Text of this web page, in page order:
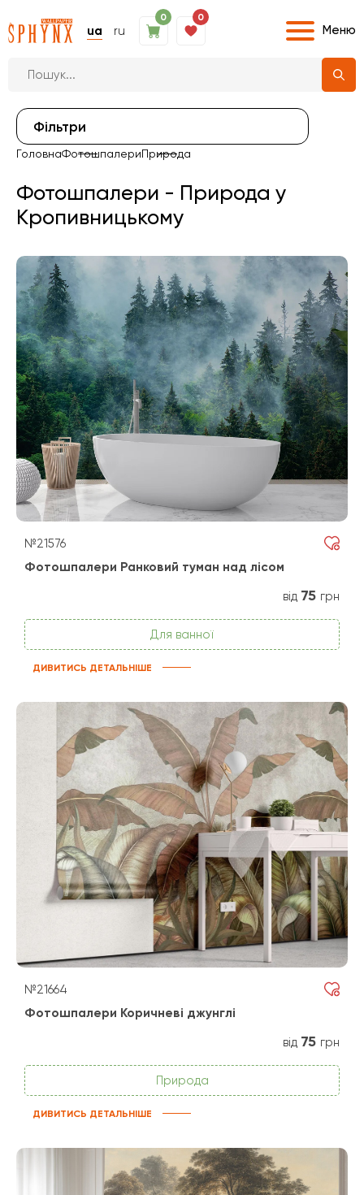
ua ru
0 0
Меню
Фiльтри
ГоловнаФотошпалериПрирода
Фотошпалери - Природа у
Кропивницькому
№21576
Фотошпалери Ранковий туман над лісом
від 75 грн
Для ванної
ДИВИТИСЬ ДЕТАЛЬНІШЕ
№21664
Фотошпалери Коричневі джунглі
від 75 грн
Природа
ДИВИТИСЬ ДЕТАЛЬНІШЕ